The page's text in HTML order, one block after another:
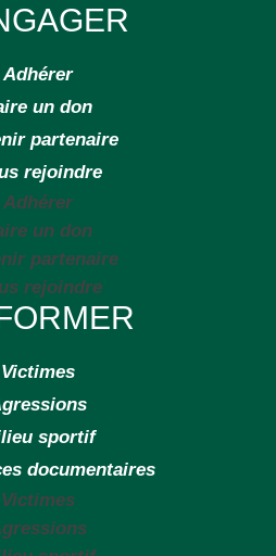
Adhérer
un don
partenaire
rejoindre
Adhérer
un don
partenaire
rejoindre
Victimes
sportif
documentaires
Victimes